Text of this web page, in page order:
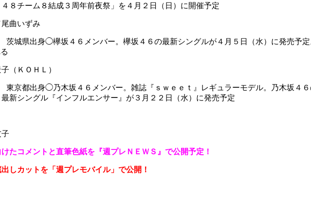
８チーム８結成３周年前夜祭」を４月２日（日）に開催予定
曲いずみ
茨城県出身◯欅坂４６メンバー。欅坂４６の最新シングルが４月５日（水）に発売予
（ＫＯＨＬ）
東京都出身◯乃木坂４６メンバー。雑誌『ｓｗｅｅｔ』レギュラーモデル。乃木坂４
新シングル『インフルエンサー』が３月２２日（水）に発売予定
たコメントと直筆色紙を『週プレＮＥＷＳ』で公開予定！
しカットを「週プレモバイル」で公開！